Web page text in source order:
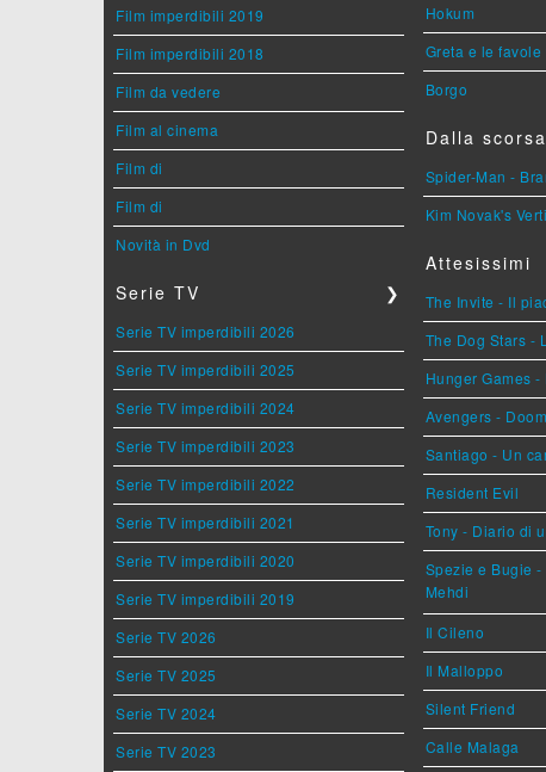
Film imperdibili 2019
Film imperdibili 2018
Film da vedere
Film al cinema
Film di
Film di
Novità in Dvd
Serie TV ❯
Serie TV imperdibili 2026
Serie TV imperdibili 2025
Serie TV imperdibili 2024
Serie TV imperdibili 2023
Serie TV imperdibili 2022
Serie TV imperdibili 2021
Serie TV imperdibili 2020
Serie TV imperdibili 2019
Serie TV 2026
Serie TV 2025
Serie TV 2024
Serie TV 2023
Hokum
Greta e le favole
Borgo
Dalla
Spider-Man -
Kim Novak's
Attesissimi
The Invite - Il
The Dog Stars -
Hunger Games
Avengers -
Santiago - Un
Resident Evil
Tony - Diario di
Spezie e Bugie
Mehdi
Il Cileno
Il Malloppo
Silent Friend
Calle Malaga